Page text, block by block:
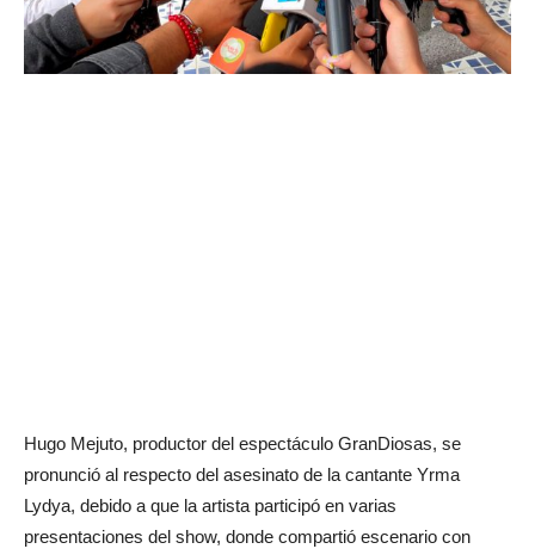
Hugo Mejuto, productor del espectáculo GranDiosas, se
pronunció al respecto del asesinato de la cantante Yrma
Lydya, debido a que la artista participó en varias
presentaciones del show, donde compartió escenario con